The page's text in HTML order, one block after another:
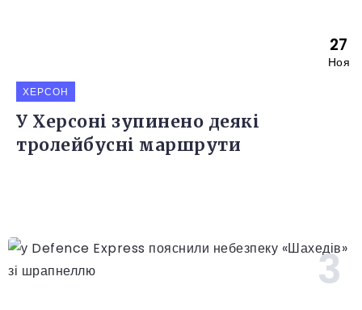
27
Ноя
ХЕРСОН
У Херсоні зупинено деякі
тролейбусні маршрути